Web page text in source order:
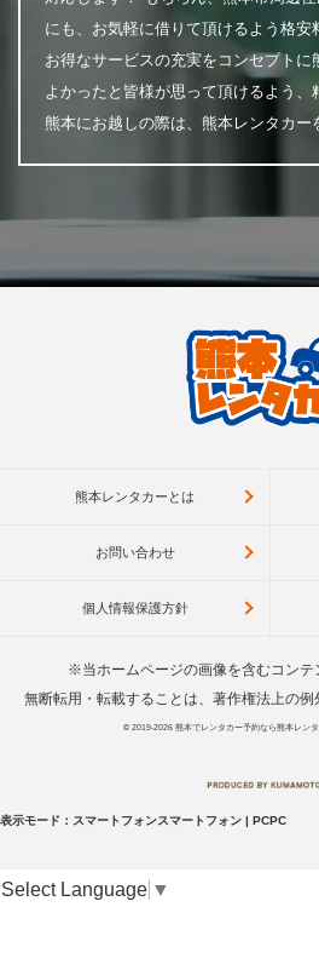
にも、お気軽に借りて頂けるよう格安
お得なサービスの充実をコンセプトに
よかったと皆様が思って頂けるよう、
熊本にお越しの際は、熊本レンタカー
熊本レンタカーとは
お問い合わせ
個人情報保護方針
※当ホームページの画像を含むコンテ
無断転用・転載することは、著作権法上の例
© 2019-2026 熊本でレンタカー予約なら熊本レン
表示モード： スマートフォンスマートフォン | PCPC
Select Language ▼